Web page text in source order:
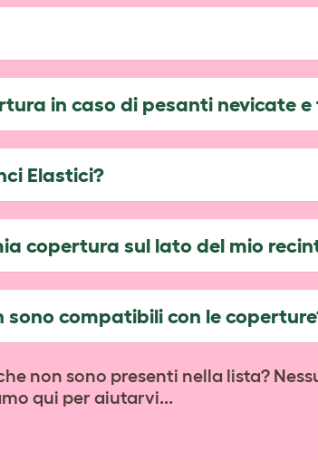
in caso di pesanti nevicate
Elastici?
copertura sul lato del mio
sono compatibili con le
non sono presenti nella lista?
qui per aiutarvi...